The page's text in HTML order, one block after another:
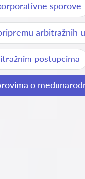
sporove
arbitražnih
postupcima
o